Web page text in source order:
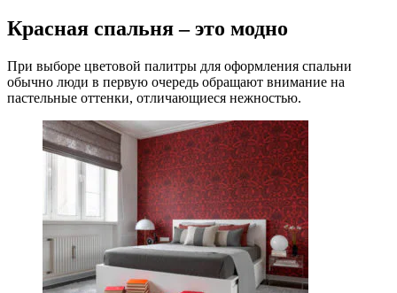
Красная спальня – это модно
При выборе цветовой палитры для оформления спальни
обычно люди в первую очередь обращают внимание на
пастельные оттенки, отличающиеся нежностью.